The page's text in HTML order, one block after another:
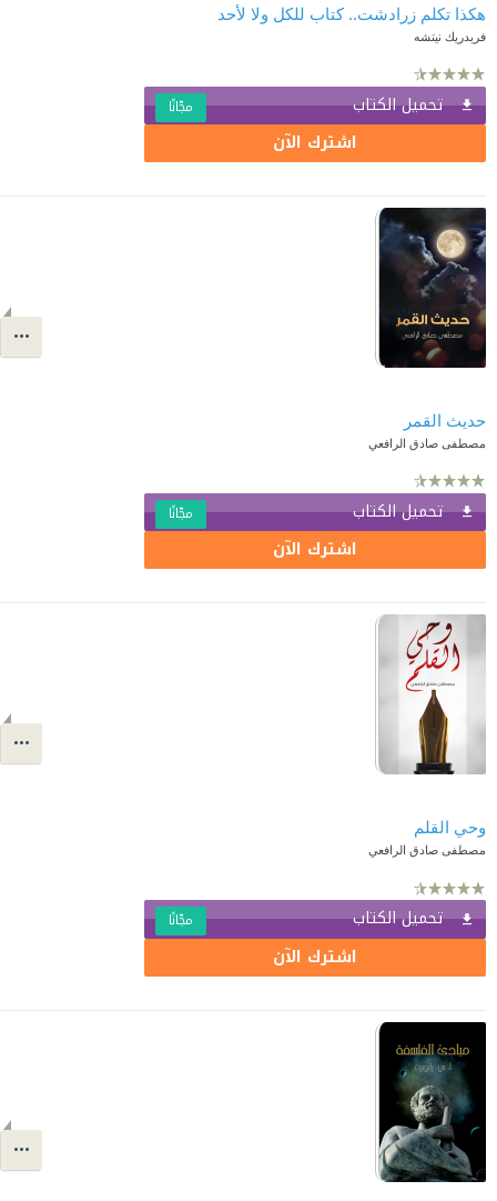
هكذا تكلم زرادشت.. كتاب للكل ولا لأحد
فريدريك نيتشه
تحميل الكتاب مجّانًا
اشترك الآن
حديث القمر
مصطفى صادق الرافعي
تحميل الكتاب مجّانًا
اشترك الآن
وحي القلم
مصطفى صادق الرافعي
تحميل الكتاب مجّانًا
اشترك الآن